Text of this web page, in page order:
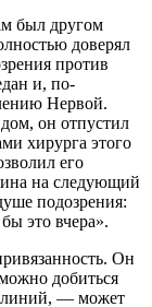
был другом
доверял
против
и, по-
Нервой.
он отпустил
хирурга этого
его
на следующий
подозрения:
это вчера».
Он
добиться
— может